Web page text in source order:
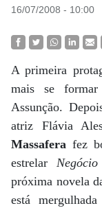
16/07/2008 - 10:00
A primeira
mais se
Assunção.
atriz Flávia
Massafera fez
estrelar
próxima novela
está